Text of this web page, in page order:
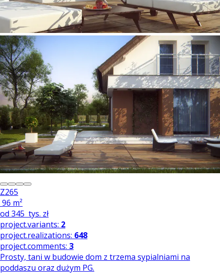
Z265
96 m²
od 345 tys. zł
project.variants: 2
project.realizations: 648
project.comments: 3
Prosty, tani w budowie dom z trzema sypialniami na
poddaszu oraz dużym PG.